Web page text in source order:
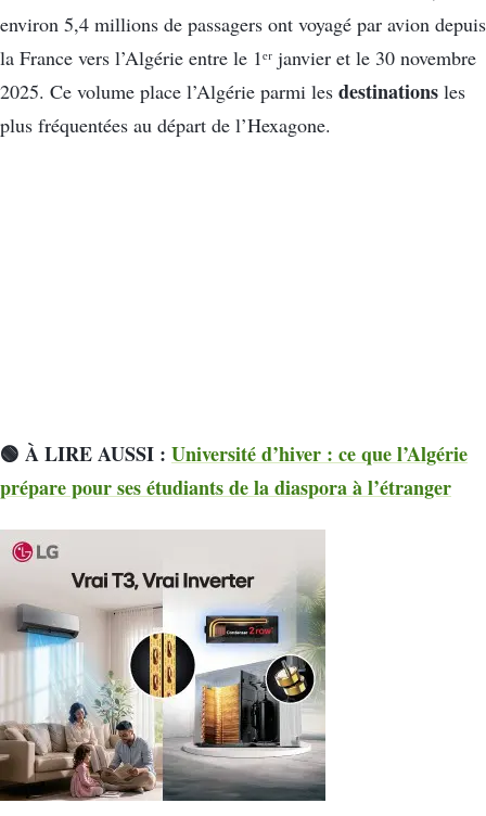
environ 5,4 millions de passagers ont voyagé par avion depuis
la France vers l’Algérie entre le 1ᵉʳ janvier et le 30 novembre
2025. Ce volume place l’Algérie parmi les destinations les
plus fréquentées au départ de l’Hexagone.
🟢 À LIRE AUSSI : Université d’hiver : ce que l’Algérie
prépare pour ses étudiants de la diaspora à l’étranger